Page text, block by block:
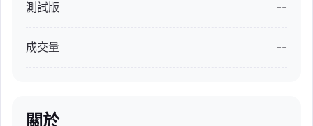
測試版 --
成交量 --
關於